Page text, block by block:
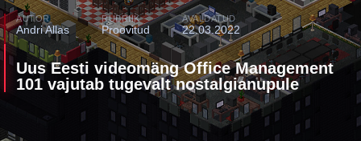
AUTOR
Andri Allas
RUBRIIK
Proovitud
AVALDATUD
22.03.2022
Uus Eesti videomäng Office Management
101 vajutab tugevalt nostalgianupule